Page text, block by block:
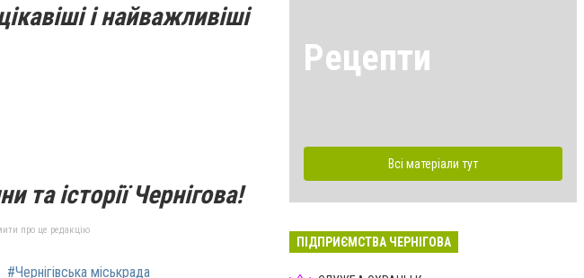
і найважливіші
та історії Чернігова!
про це редакцію
#Чернігівська міськрада
Рецепти
Всі матеріали тут
ПІДПРИЄМСТВА ЧЕРНІГОВА